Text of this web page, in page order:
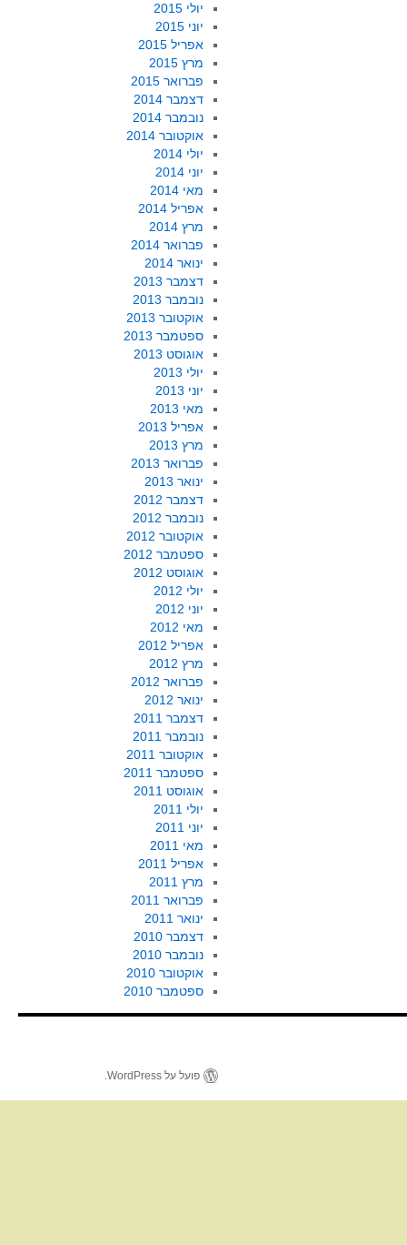
יולי 2015
יוני 2015
אפריל 2015
מרץ 2015
פברואר 2015
דצמבר 2014
נובמבר 2014
אוקטובר 2014
יולי 2014
יוני 2014
מאי 2014
אפריל 2014
מרץ 2014
פברואר 2014
ינואר 2014
דצמבר 2013
נובמבר 2013
אוקטובר 2013
ספטמבר 2013
אוגוסט 2013
יולי 2013
יוני 2013
מאי 2013
אפריל 2013
מרץ 2013
פברואר 2013
ינואר 2013
דצמבר 2012
נובמבר 2012
אוקטובר 2012
ספטמבר 2012
אוגוסט 2012
יולי 2012
יוני 2012
מאי 2012
אפריל 2012
מרץ 2012
פברואר 2012
ינואר 2012
דצמבר 2011
נובמבר 2011
אוקטובר 2011
ספטמבר 2011
אוגוסט 2011
יולי 2011
יוני 2011
מאי 2011
אפריל 2011
מרץ 2011
פברואר 2011
ינואר 2011
דצמבר 2010
נובמבר 2010
אוקטובר 2010
ספטמבר 2010
פועל על WordPress.